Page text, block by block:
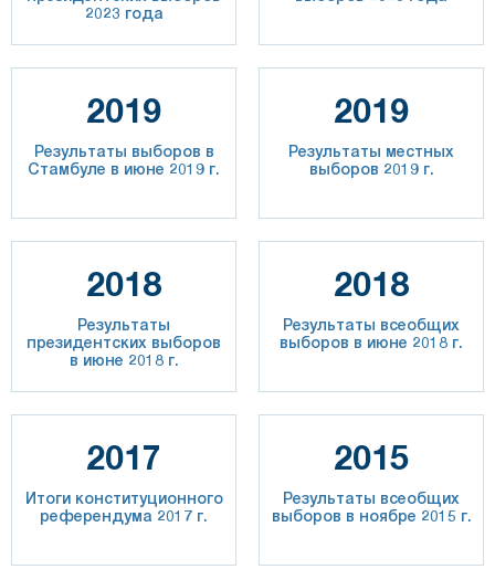
2023 года
2019
Результаты выборов в
Стамбуле в июне 2019 г.
2019
Результаты местных
выборов 2019 г.
2018
Результаты
президентских выборов
в июне 2018 г.
2018
Результаты всеобщих
выборов в июне 2018 г.
2017
Итоги конституционного
референдума 2017 г.
2015
Результаты всеобщих
выборов в ноябре 2015 г.